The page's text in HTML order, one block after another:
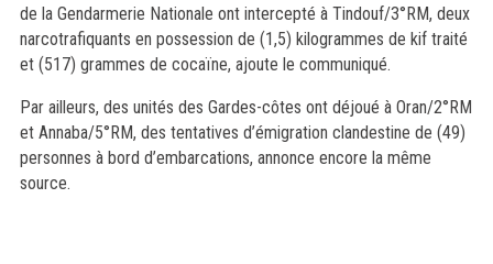
de la Gendarmerie Nationale ont intercepté à Tindouf/3°RM, deux
narcotrafiquants en possession de (1,5) kilogrammes de kif traité
et (517) grammes de cocaïne, ajoute le communiqué.
Par ailleurs, des unités des Gardes-côtes ont déjoué à Oran/2°RM
et Annaba/5°RM, des tentatives d’émigration clandestine de (49)
personnes à bord d’embarcations, annonce encore la même
source.